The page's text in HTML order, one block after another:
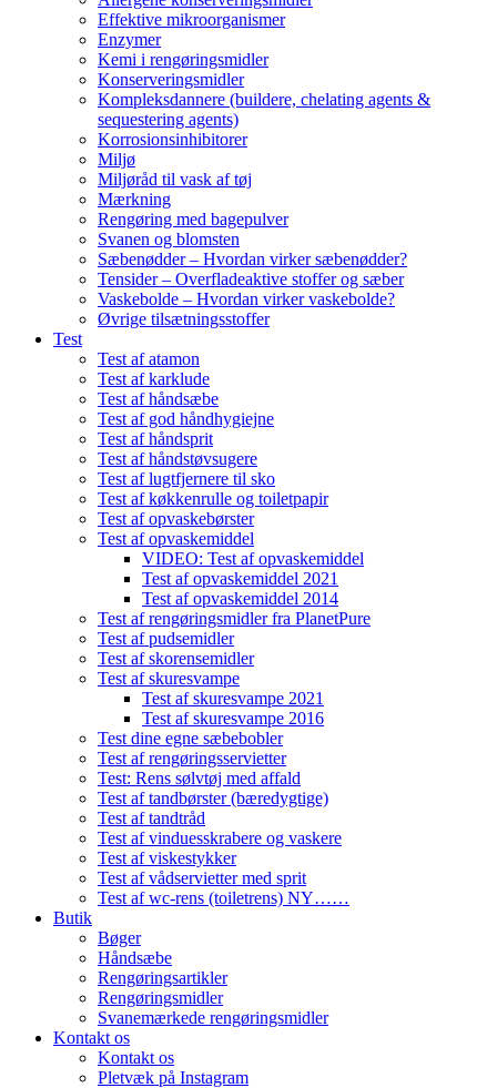
Effektive mikroorganismer
Enzymer
Kemi i rengøringsmidler
Konserveringsmidler
Kompleksdannere (buildere, chelating agents &
sequestering agents)
Korrosionsinhibitorer
Miljø
Miljøråd til vask af tøj
Mærkning
Rengøring med bagepulver
Svanen og blomsten
Sæbenødder – Hvordan virker sæbenødder?
Tensider – Overfladeaktive stoffer og sæber
Vaskebolde – Hvordan virker vaskebolde?
Øvrige tilsætningsstoffer
Test
Test af atamon
Test af karklude
Test af håndsæbe
Test af god håndhygiejne
Test af håndsprit
Test af håndstøvsugere
Test af lugtfjernere til sko
Test af køkkenrulle og toiletpapir
Test af opvaskebørster
Test af opvaskemiddel
VIDEO: Test af opvaskemiddel
Test af opvaskemiddel 2021
Test af opvaskemiddel 2014
Test af rengøringsmidler fra PlanetPure
Test af pudsemidler
Test af skorensemidler
Test af skuresvampe
Test af skuresvampe 2021
Test af skuresvampe 2016
Test dine egne sæbebobler
Test af rengøringsservietter
Test: Rens sølvtøj med affald
Test af tandbørster (bæredygtige)
Test af tandtråd
Test af vinduesskrabere og vaskere
Test af viskestykker
Test af vådservietter med sprit
Test af wc-rens (toiletrens) NY……
Butik
Bøger
Håndsæbe
Rengøringsartikler
Rengøringsmidler
Svanemærkede rengøringsmidler
Kontakt os
Kontakt os
Pletvæk på Instagram